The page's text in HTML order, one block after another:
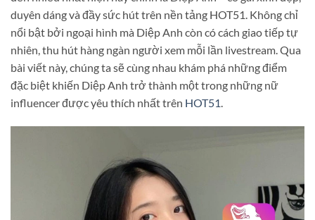
duyên dáng và đầy sức hút trên nền tảng HOT51. Không chỉ
nổi bật bởi ngoại hình mà Diệp Anh còn có cách giao tiếp tự
nhiên, thu hút hàng ngàn người xem mỗi lần livestream. Qua
bài viết này, chúng ta sẽ cùng nhau khám phá những điểm
đặc biệt khiến Diệp Anh trở thành một trong những nữ
influencer được yêu thích nhất trên HOT51.